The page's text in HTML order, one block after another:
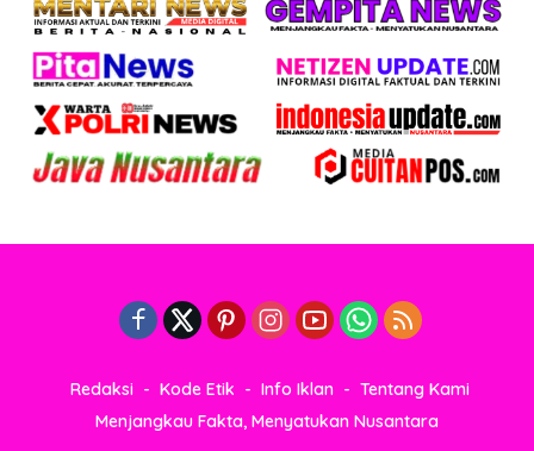
Redaksi Kode Etik Info Iklan
Tentang Kami
Menjangkau Fakta, Menyatukan Nusantara